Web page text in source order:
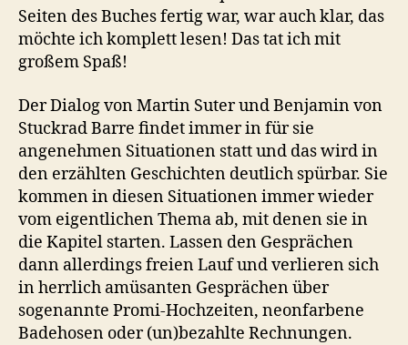
Seiten des Buches fertig war, war auch klar, das
möchte ich komplett lesen! Das tat ich mit
großem Spaß!
Der Dialog von Martin Suter und Benjamin von
Stuckrad Barre findet immer in für sie
angenehmen Situationen statt und das wird in
den erzählten Geschichten deutlich spürbar. Sie
kommen in diesen Situationen immer wieder
vom eigentlichen Thema ab, mit denen sie in
die Kapitel starten. Lassen den Gesprächen
dann allerdings freien Lauf und verlieren sich
in herrlich amüsanten Gesprächen über
sogenannte Promi-Hochzeiten, neonfarbene
Badehosen oder (un)bezahlte Rechnungen.